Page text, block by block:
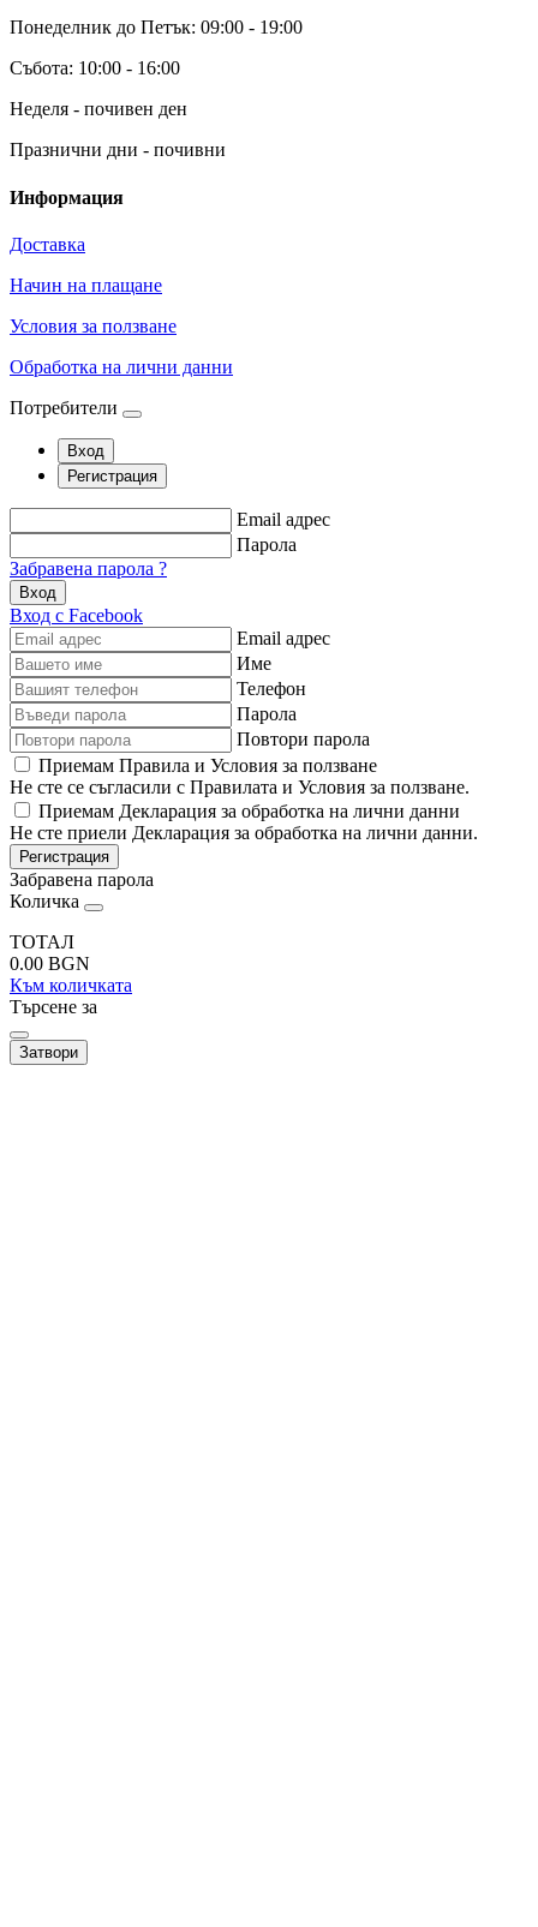
Понеделник до Петък: 09:00 - 19:00
Събота: 10:00 - 16:00
Неделя - почивен ден
Празнични дни - почивни
Информация
Доставка
Начин на плащане
Условия за ползване
Обработка на лични данни
Потребители
Вход
Регистрация
Email адрес
Парола
Забравена парола ?
Вход
Вход с Facebook
Email адрес
Име
Телефон
Парола
Повтори парола
Приемам Правила и Условия за ползване
Не сте се съгласили с Правилата и Условия за ползване.
Приемам Декларация за обработка на лични данни
Не сте приели Декларация за обработка на лични данни.
Регистрация
Забравена парола
Количка
ТОТАЛ
0.00 BGN
Към количката
Търсене за
Затвори